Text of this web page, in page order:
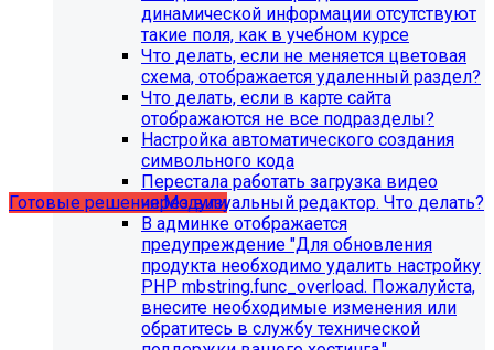
Учебные курсы
по работе с готовыми решениями и модулями
размещены в разделе "Учебные курсы"
Готовые решенияМодули
динамической информации отсутствуют
такие поля, как в учебном курсе
Что делать, если не меняется цветовая
схема, отображается удаленный раздел?
Что делать, если в карте сайта
отображаются не все подразделы?
Настройка автоматического создания
символьного кода
Перестала работать загрузка видео
через визуальный редактор. Что делать?
В админке отображается
предупреждение "Для обновления
продукта необходимо удалить настройку
PHP mbstring.func_overload. Пожалуйста,
внесите необходимые изменения или
обратитесь в службу технической